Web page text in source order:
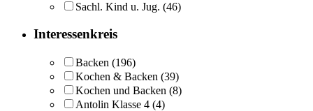
Sachl. Kind u. Jug. (46)
Interessenkreis
Backen (196)
Kochen & Backen (39)
Kochen und Backen (8)
Antolin Klasse 4 (4)